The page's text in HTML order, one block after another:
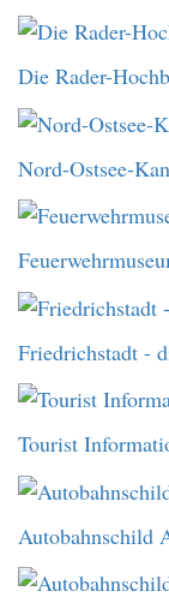
Die Rader-
Nord-Ostsee-
Friedrichstadt -
Tourist
Autobahnschild